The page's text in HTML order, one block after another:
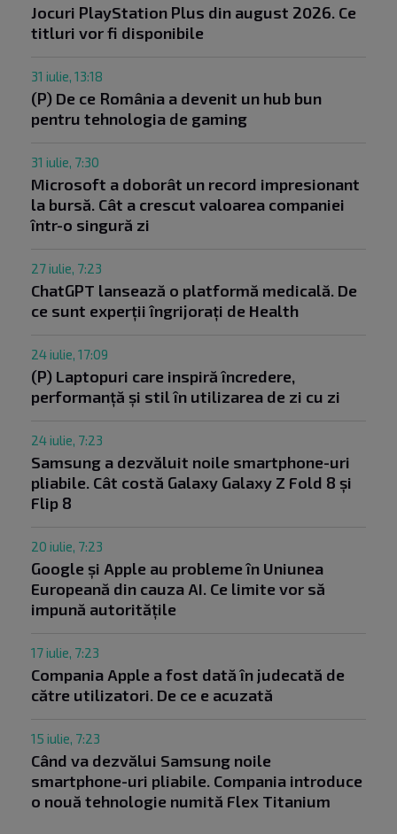
Jocuri PlayStation Plus din august 2026. Ce
titluri vor fi disponibile
31 iulie, 13:18
(P) De ce România a devenit un hub bun
pentru tehnologia de gaming
31 iulie, 7:30
Microsoft a doborât un record impresionant
la bursă. Cât a crescut valoarea companiei
într-o singură zi
27 iulie, 7:23
ChatGPT lansează o platformă medicală. De
ce sunt experții îngrijorați de Health
24 iulie, 17:09
(P) Laptopuri care inspiră încredere,
performanță și stil în utilizarea de zi cu zi
24 iulie, 7:23
Samsung a dezvăluit noile smartphone-uri
pliabile. Cât costă Galaxy Galaxy Z Fold 8 și
Flip 8
20 iulie, 7:23
Google și Apple au probleme în Uniunea
Europeană din cauza AI. Ce limite vor să
impună autoritățile
17 iulie, 7:23
Compania Apple a fost dată în judecată de
către utilizatori. De ce e acuzată
15 iulie, 7:23
Când va dezvălui Samsung noile
smartphone-uri pliabile. Compania introduce
o nouă tehnologie numită Flex Titanium